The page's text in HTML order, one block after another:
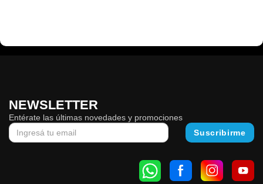
NEWSLETTER
Entérate las últimas novedades y promociones